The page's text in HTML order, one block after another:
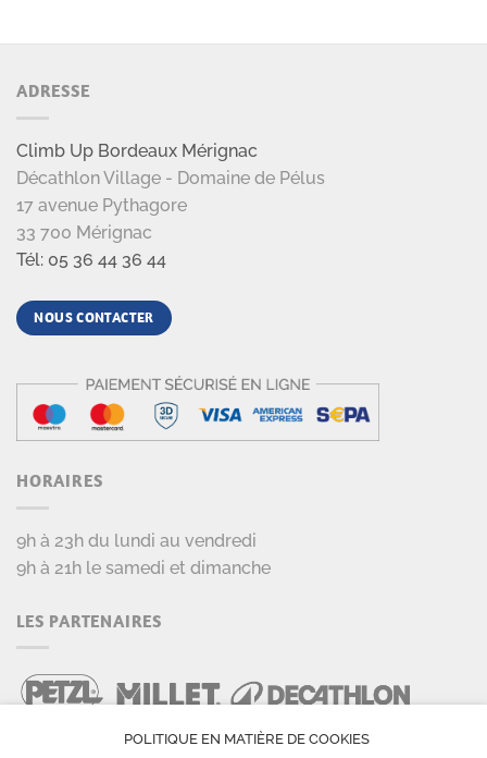
ADRESSE
Climb Up Bordeaux Mérignac
Décathlon Village - Domaine de Pélus
17 avenue Pythagore
33 700 Mérignac
Tél: 05 36 44 36 44
NOUS CONTACTER
HORAIRES
9h à 23h du lundi au vendredi
9h à 21h le samedi et dimanche
LES PARTENAIRES
POLITIQUE EN MATIÈRE DE COOKIES